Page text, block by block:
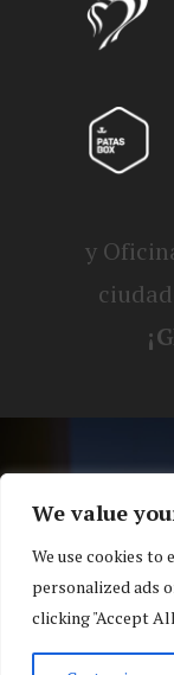
We value
We use cookies to
personalized ads
clicking "Accept
y
® Blog
Koko |